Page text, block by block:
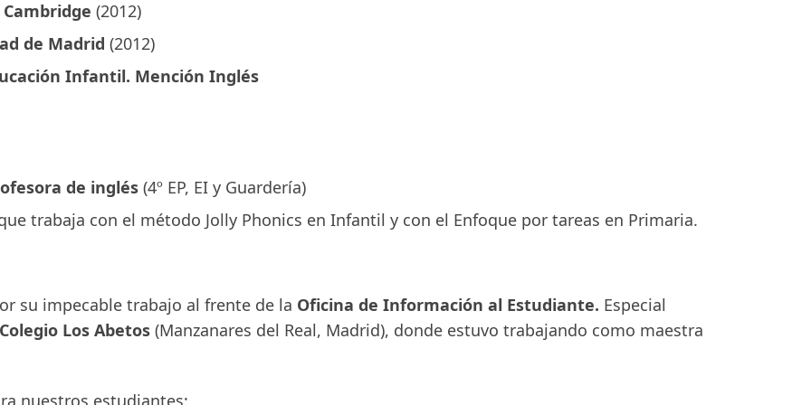
(2012)
de Madrid (2012)
Infantil. Mención Inglés
de inglés (4º EP, EI y Guardería)
trabaja con el método Jolly Phonics en Infantil y con el Enfoque por tareas en Primaria.
su impecable trabajo al frente de la Oficina de Información al Estudiante. Especial
Colegio Los Abetos (Manzanares del Real, Madrid), donde estuvo trabajando como maestra
nuestros estudiantes: